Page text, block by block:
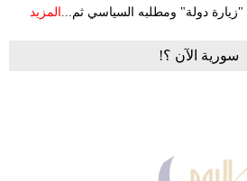
دولة" ومطلبه السياسي ثم... المزيد
سورية الآن ؟!